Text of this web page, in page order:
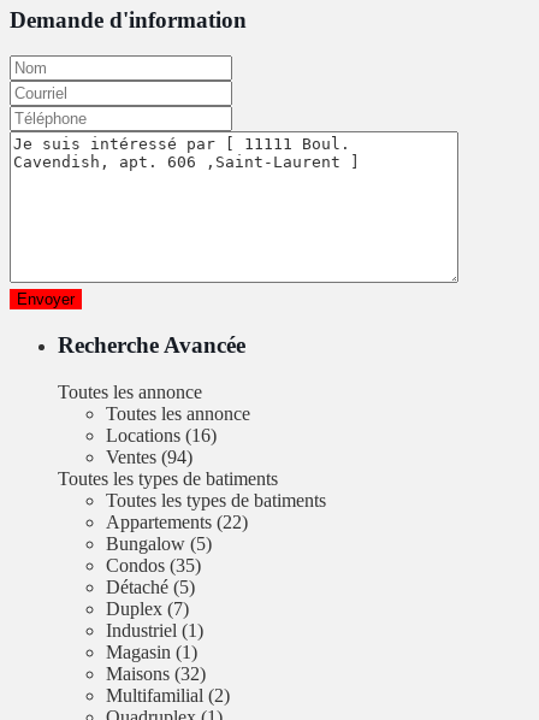
Demande d'information
Recherche Avancée
Toutes les annonce
Toutes les annonce
Locations (16)
Ventes (94)
Toutes les types de batiments
Toutes les types de batiments
Appartements (22)
Bungalow (5)
Condos (35)
Détaché (5)
Duplex (7)
Industriel (1)
Magasin (1)
Maisons (32)
Multifamilial (2)